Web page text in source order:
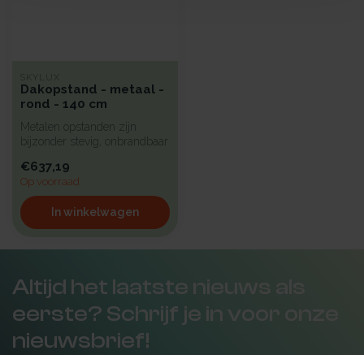
SKYLUX
Dakopstand - metaal -
rond - 140 cm
Metalen opstanden zijn
bijzonder stevig, onbrandbaar
€637,19
Op voorraad
In winkelwagen
Altijd het laatste nieuws als
eerste? Schrijf je in voor onze
nieuwsbrief!